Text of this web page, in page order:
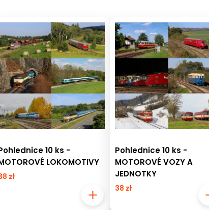
10 ks -
LOKOMOTIVY
zł
Pohlednice 10 ks -
MOTOROVÉ VOZY A
JEDNOTKY
38 zł